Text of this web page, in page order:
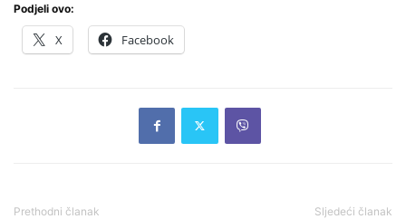
Podjeli ovo:
X Facebook
Prethodni članak Sljedeći članak